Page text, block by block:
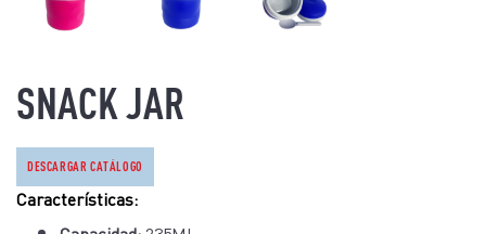
SNACK JAR
DESCARGAR CATÁLOGO
Características: